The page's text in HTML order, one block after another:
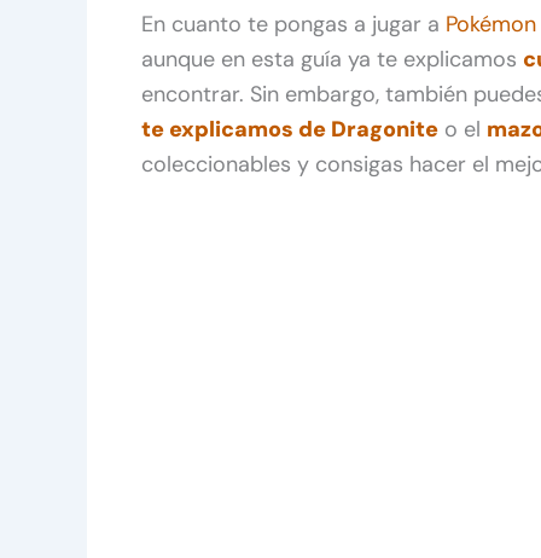
En cuanto te pongas a jugar a
aunque en esta guía ya te explicamos
encontrar. Sin embargo, también
te explicamos de Dragonite o el
coleccionables y consigas hacer el